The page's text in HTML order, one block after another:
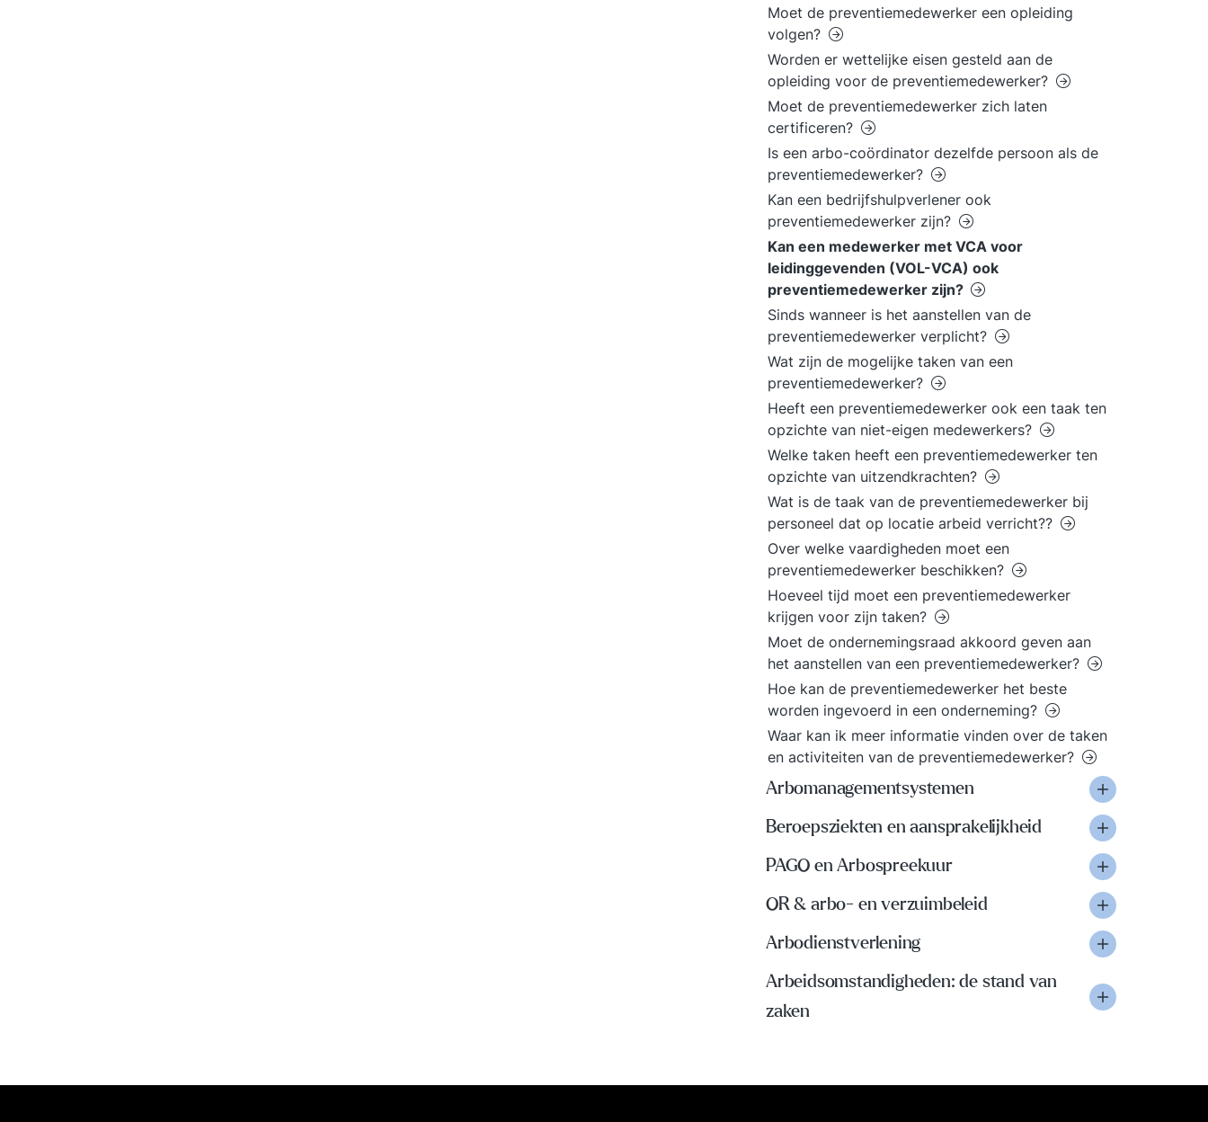
Moet de preventiemedewerker een opleiding
volgen?
Worden er wettelijke eisen gesteld aan de
opleiding voor de preventiemedewerker?
Moet de preventiemedewerker zich laten
certificeren?
Is een arbo-coördinator dezelfde persoon als de
preventiemedewerker?
Kan een bedrijfshulpverlener ook
preventiemedewerker zijn?
Kan een medewerker met VCA voor
leidinggevenden (VOL-VCA) ook
preventiemedewerker zijn?
Sinds wanneer is het aanstellen van de
preventiemedewerker verplicht?
Wat zijn de mogelijke taken van een
preventiemedewerker?
Heeft een preventiemedewerker ook een taak ten
opzichte van niet-eigen medewerkers?
Welke taken heeft een preventiemedewerker ten
opzichte van uitzendkrachten?
Wat is de taak van de preventiemedewerker bij
personeel dat op locatie arbeid verricht??
Over welke vaardigheden moet een
preventiemedewerker beschikken?
Hoeveel tijd moet een preventiemedewerker
krijgen voor zijn taken?
Moet de ondernemingsraad akkoord geven aan
het aanstellen van een preventiemedewerker?
Hoe kan de preventiemedewerker het beste
worden ingevoerd in een onderneming?
Waar kan ik meer informatie vinden over de taken
en activiteiten van de preventiemedewerker?
Arbomanagementsystemen
Beroepsziekten en aansprakelijkheid
PAGO en Arbospreekuur
OR & arbo- en verzuimbeleid
Arbodienstverlening
Arbeidsomstandigheden: de stand van
zaken